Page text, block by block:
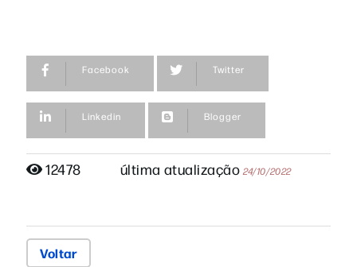
Facebook Twitter
Linkedin Blogger
12478 última atualização24/10/2022
Voltar